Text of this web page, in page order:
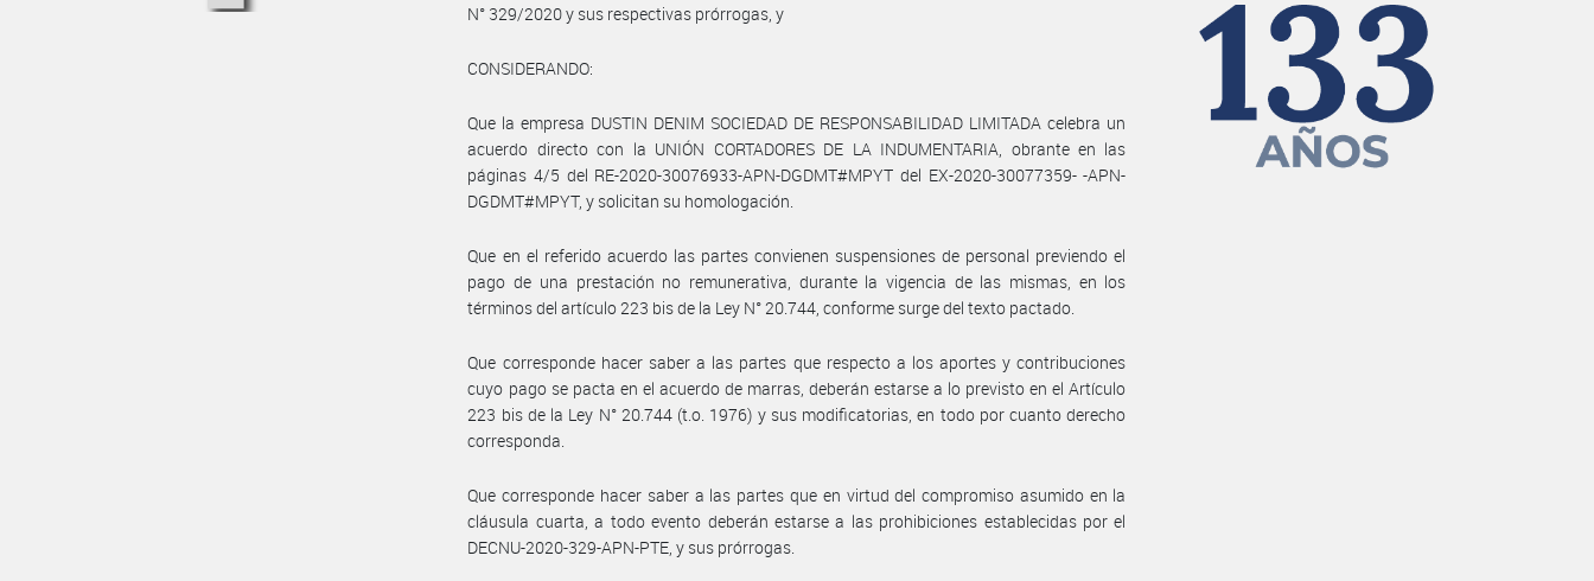
N° 329/2020 y sus respectivas prórrogas, y
CONSIDERANDO:
Que la empresa DUSTIN DENIM SOCIEDAD DE RESPONSABILIDAD LIMITADA celebra un
acuerdo directo con la UNIÓN CORTADORES DE LA INDUMENTARIA, obrante en las
páginas 4/5 del RE-2020-30076933-APN-DGDMT#MPYT del EX-2020-30077359- -APN-
DGDMT#MPYT, y solicitan su homologación.
Que en el referido acuerdo las partes convienen suspensiones de personal previendo el
pago de una prestación no remunerativa, durante la vigencia de las mismas, en los
términos del artículo 223 bis de la Ley N° 20.744, conforme surge del texto pactado.
Que corresponde hacer saber a las partes que respecto a los aportes y contribuciones
cuyo pago se pacta en el acuerdo de marras, deberán estarse a lo previsto en el Artículo
223 bis de la Ley N° 20.744 (t.o. 1976) y sus modificatorias, en todo por cuanto derecho
corresponda.
Que corresponde hacer saber a las partes que en virtud del compromiso asumido en la
cláusula cuarta, a todo evento deberán estarse a las prohibiciones establecidas por el
DECNU-2020-329-APN-PTE, y sus prórrogas.